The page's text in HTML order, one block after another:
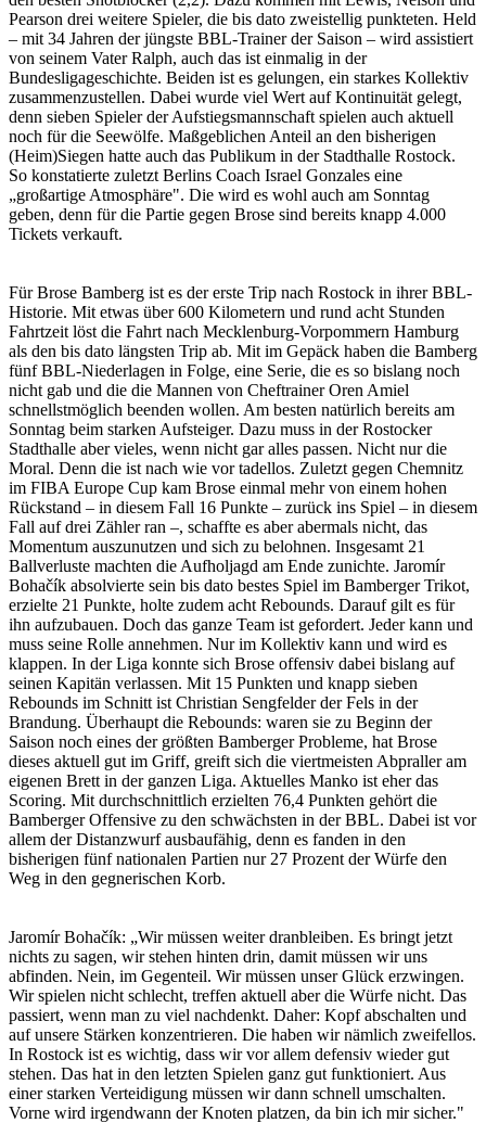
Pearson drei weitere Spieler, die bis dato zweistellig punkteten. Held
– mit 34 Jahren der jüngste BBL-Trainer der Saison – wird assistiert
von seinem Vater Ralph, auch das ist einmalig in der
Bundesligageschichte. Beiden ist es gelungen, ein starkes Kollektiv
zusammenzustellen. Dabei wurde viel Wert auf Kontinuität gelegt,
denn sieben Spieler der Aufstiegsmannschaft spielen auch aktuell
noch für die Seewölfe. Maßgeblichen Anteil an den bisherigen
(Heim)Siegen hatte auch das Publikum in der Stadthalle Rostock.
So konstatierte zuletzt Berlins Coach Israel Gonzales eine
„großartige Atmosphäre". Die wird es wohl auch am Sonntag
geben, denn für die Partie gegen Brose sind bereits knapp 4.000
Tickets verkauft.
Für Brose Bamberg ist es der erste Trip nach Rostock in ihrer BBL-
Historie. Mit etwas über 600 Kilometern und rund acht Stunden
Fahrtzeit löst die Fahrt nach Mecklenburg-Vorpommern Hamburg
als den bis dato längsten Trip ab. Mit im Gepäck haben die Bamberg
fünf BBL-Niederlagen in Folge, eine Serie, die es so bislang noch
nicht gab und die die Mannen von Cheftrainer Oren Amiel
schnellstmöglich beenden wollen. Am besten natürlich bereits am
Sonntag beim starken Aufsteiger. Dazu muss in der Rostocker
Stadthalle aber vieles, wenn nicht gar alles passen. Nicht nur die
Moral. Denn die ist nach wie vor tadellos. Zuletzt gegen Chemnitz
im FIBA Europe Cup kam Brose einmal mehr von einem hohen
Rückstand – in diesem Fall 16 Punkte – zurück ins Spiel – in diesem
Fall auf drei Zähler ran –, schaffte es aber abermals nicht, das
Momentum auszunutzen und sich zu belohnen. Insgesamt 21
Ballverluste machten die Aufholjagd am Ende zunichte. Jaromír
Bohačík absolvierte sein bis dato bestes Spiel im Bamberger Trikot,
erzielte 21 Punkte, holte zudem acht Rebounds. Darauf gilt es für
ihn aufzubauen. Doch das ganze Team ist gefordert. Jeder kann und
muss seine Rolle annehmen. Nur im Kollektiv kann und wird es
klappen. In der Liga konnte sich Brose offensiv dabei bislang auf
seinen Kapitän verlassen. Mit 15 Punkten und knapp sieben
Rebounds im Schnitt ist Christian Sengfelder der Fels in der
Brandung. Überhaupt die Rebounds: waren sie zu Beginn der
Saison noch eines der größten Bamberger Probleme, hat Brose
dieses aktuell gut im Griff, greift sich die viertmeisten Abpraller am
eigenen Brett in der ganzen Liga. Aktuelles Manko ist eher das
Scoring. Mit durchschnittlich erzielten 76,4 Punkten gehört die
Bamberger Offensive zu den schwächsten in der BBL. Dabei ist vor
allem der Distanzwurf ausbaufähig, denn es fanden in den
bisherigen fünf nationalen Partien nur 27 Prozent der Würfe den
Weg in den gegnerischen Korb.
Jaromír Bohačík: „Wir müssen weiter dranbleiben. Es bringt jetzt
nichts zu sagen, wir stehen hinten drin, damit müssen wir uns
abfinden. Nein, im Gegenteil. Wir müssen unser Glück erzwingen.
Wir spielen nicht schlecht, treffen aktuell aber die Würfe nicht. Das
passiert, wenn man zu viel nachdenkt. Daher: Kopf abschalten und
auf unsere Stärken konzentrieren. Die haben wir nämlich zweifellos.
In Rostock ist es wichtig, dass wir vor allem defensiv wieder gut
stehen. Das hat in den letzten Spielen ganz gut funktioniert. Aus
einer starken Verteidigung müssen wir dann schnell umschalten.
Vorne wird irgendwann der Knoten platzen, da bin ich mir sicher."